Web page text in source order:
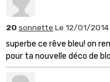
20 sonnette Le 12/01/2014
superbe ce rêve bleu! on
pour ta nouvelle déco de